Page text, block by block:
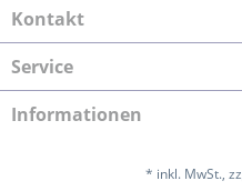
Kontakt
Service
Informationen
* inkl. MwSt.,